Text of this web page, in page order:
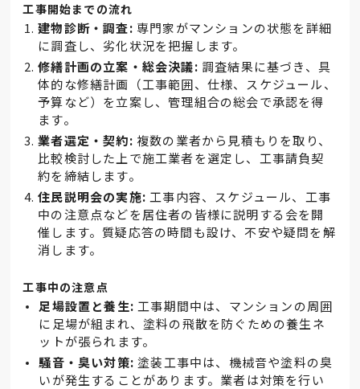
工事開始までの流れ
建物診断・調査: 専門家がマンションの状態を詳細
に調査し、劣化状況を把握します。
修繕計画の立案・総会決議: 調査結果に基づき、具
体的な修繕計画（工事範囲、仕様、スケジュール、
予算など）を立案し、管理組合の総会で承認を得
ます。
業者選定・契約: 複数の業者から見積もりを取り、
比較検討した上で施工業者を選定し、工事請負契
約を締結します。
住民説明会の実施: 工事内容、スケジュール、工事
中の注意点などを居住者の皆様に説明する会を開
催します。質疑応答の時間も設け、不安や疑問を解
消します。
工事中の注意点
足場設置と養生: 工事期間中は、マンションの周囲
に足場が組まれ、塗料の飛散を防ぐための養生ネ
ットが張られます。
騒音・臭い対策: 塗装工事中は、機械音や塗料の臭
いが発生することがあります。業者は対策を行い